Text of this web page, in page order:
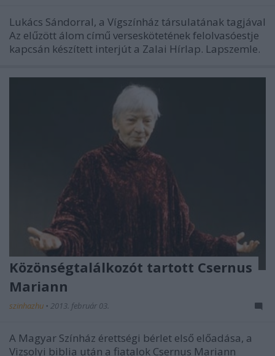
Lukács Sándorral, a Vígszínház társulatának tagjával
Az elűzött álom című verseskötetének felolvasóestje
kapcsán készített interjút a Zalai Hírlap. Lapszemle.
Közönségtalálkozót tartott Csernus
Mariann
szinhazhu • 2013. február 03.
A Magyar Színház érettségi bérlet első előadása, a
Vizsolyi biblia után a fiatalok Csernus Mariann